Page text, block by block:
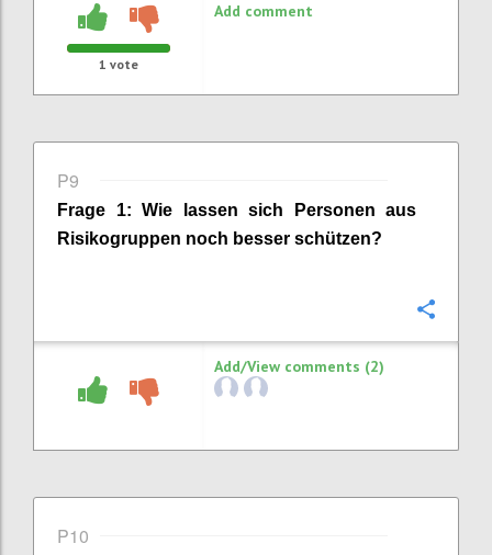
1 vote
Add comment
P9
Frage 1: Wie lassen sich Personen aus
Risikogruppen noch besser schützen?
Add/View comments (2)
P10